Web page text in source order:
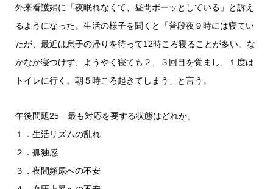
外来看護婦に「夜眠れなくて、昼間ボーッとしている」と訴え
るようになった。生活の様子を聞くと「普段夜９時には寝てい
たが、最近は息子の帰りを待って12時ころ寝ることが多い。な
かなか寝つけず、ようやく寝ても２、３回目を覚まし、１度は
トイレに行く。朝５時ころ起きてしまう」と言う。
午後問題25 最も対応を要する状態はどれか。
１．生活リズムの乱れ
２．孤独感
３．夜間頻尿への不安